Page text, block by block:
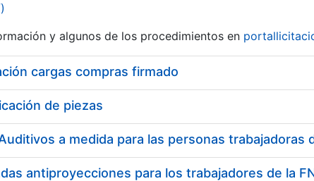
y algunos de los procedimientos en
cargas compras firmado
de piezas